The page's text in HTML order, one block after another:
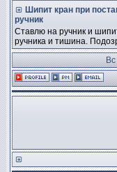
Шипит кран при
ручник
Ставлю на ручник и
ручника и тишина.
Вс